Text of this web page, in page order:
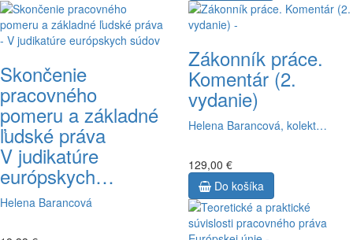
Skončenie
pracovného
pomeru a základné
ľudské práva
V judikatúre
európskych…
Helena Barancová
Zákonník práce.
Komentár (2.
vydanie)
Helena Barancová, kolekt…
129,00 €
Do košíka